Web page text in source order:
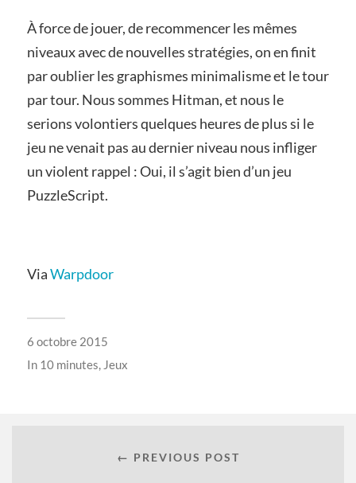
À force de jouer, de recommencer les mêmes
niveaux avec de nouvelles stratégies, on en finit
par oublier les graphismes minimalisme et le tour
par tour. Nous sommes Hitman, et nous le
serions volontiers quelques heures de plus si le
jeu ne venait pas au dernier niveau nous infliger
un violent rappel : Oui, il s’agit bien d’un jeu
PuzzleScript.
ViaWarpdoor
6 octobre 2015
In 10 minutes, Jeux
← PREVIOUS POST